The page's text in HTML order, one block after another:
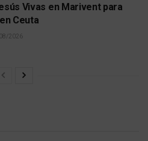
Vivas en Marivent para
Ceuta
2026